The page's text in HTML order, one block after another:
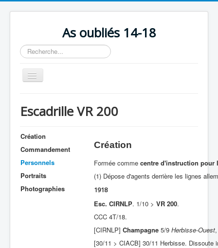
As oubliés 14-18
Rechercher
Basculer
la
Chronologie
Escadrilles
Organisation
Avions
Escadrille VR 200
Création
Commandement
Personnels
Portraits
Photographies
Création
Formée comme centre d'instruction pour
(1) Dépose d'agents derrière les lignes
1918
Esc. CIRNLP. 1/10 > VR 200.
CCC 4T/18.
[CIRNLP] Champagne 5/9 Herbisse-Ouest
[30/11 > CIACB] 30/11 Herbisse. Dissoute